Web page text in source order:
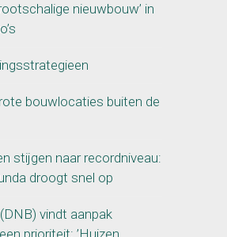
nieuwbouw’ in
bouwlocaties buiten de
stijgen naar recordniveau:
droogt snel op
vindt aanpak